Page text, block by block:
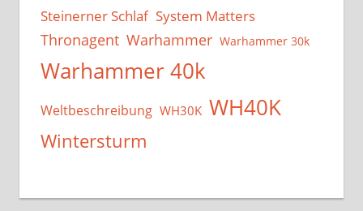
Steinerner Schlaf System Matters
Thronagent Warhammer Warhammer 30k
Warhammer 40k
Weltbeschreibung WH30K WH40K
Wintersturm